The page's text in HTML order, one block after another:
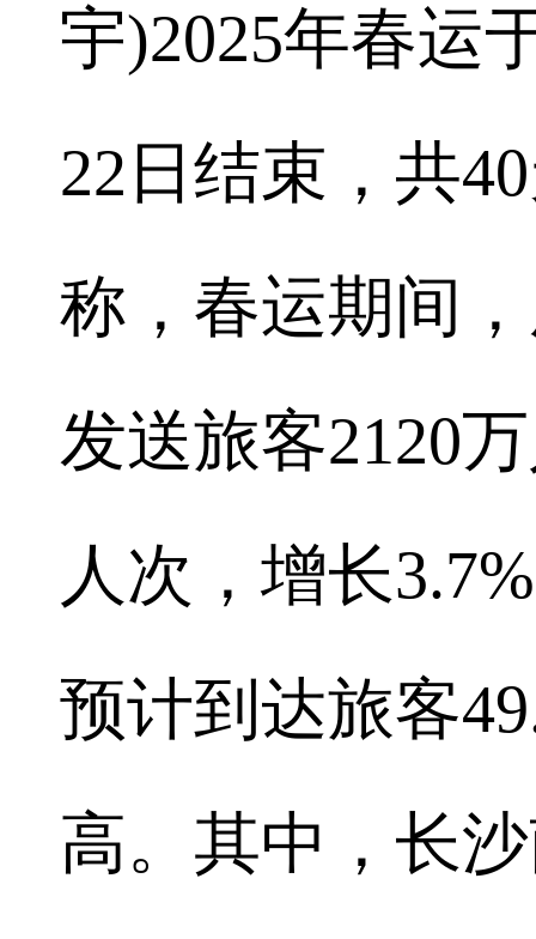
宇)2025年春运
22日结束，共
称，春运期间
发送旅客2120
人次，增长
预计到达旅客
高。其中，长